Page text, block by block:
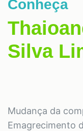
Conheça
Silva
Mudança da
Emagrecimento